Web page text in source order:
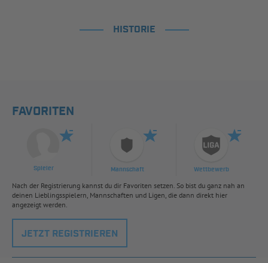
HISTORIE
FAVORITEN
Spieler Mannschaft Wettbewerb
Nach der Registrierung kannst du dir Favoriten setzen. So bist du ganz nah an
deinen Lieblingsspielern, Mannschaften und Ligen, die dann direkt hier
angezeigt werden.
JETZT REGISTRIEREN